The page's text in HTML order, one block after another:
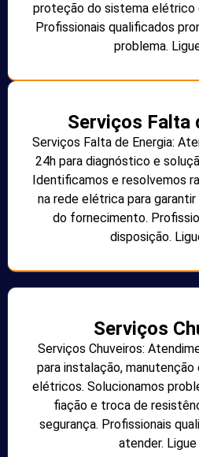
proteção do sistema elétrico
Profissionais qualificados
problema.
Serviços Falta
Serviços Falta de Energia:
24h para diagnóstico e
Identificamos e resolvemos
na rede elétrica para
do fornecimento.
disposição.
Serviços
Serviços Chuveiros:
para instalação,
elétricos. Solucionamos
fiação e troca de
segurança. Profissionais
atender.